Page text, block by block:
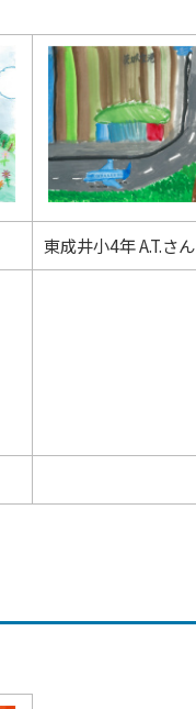
東成井小4年 A.T.さん